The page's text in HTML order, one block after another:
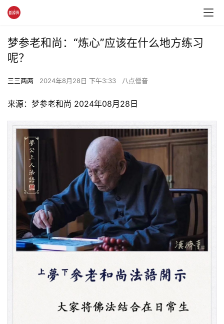
梦参老和尚：“炼心”应该在什么地方练习
呢？
三三两两 2024年8月28日 下午3:33 八点僧音
来源：梦参老和尚 2024年08月28日